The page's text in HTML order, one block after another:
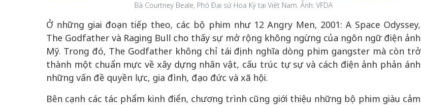
Bà Courtney Beale, Phó Đại sứ Hoa Kỳ tại Việt Nam. Ảnh: VFDA
Ở những giai đoạn tiếp theo, các bộ phim như 12 Angry Men, 2001: A Space Odyssey,
The Godfather và Raging Bull cho thấy sự mở rộng không ngừng của ngôn ngữ điện ảnh
Mỹ. Trong đó, The Godfather không chỉ tái định nghĩa dòng phim gangster mà còn trở
thành một chuẩn mực về xây dựng nhân vật, cấu trúc tự sự và cách điện ảnh phản ánh
những vấn đề quyền lực, gia đình, đạo đức và xã hội.
Bên cạnh các tác phẩm kinh điển, chương trình cũng giới thiệu những bộ phim giàu cảm